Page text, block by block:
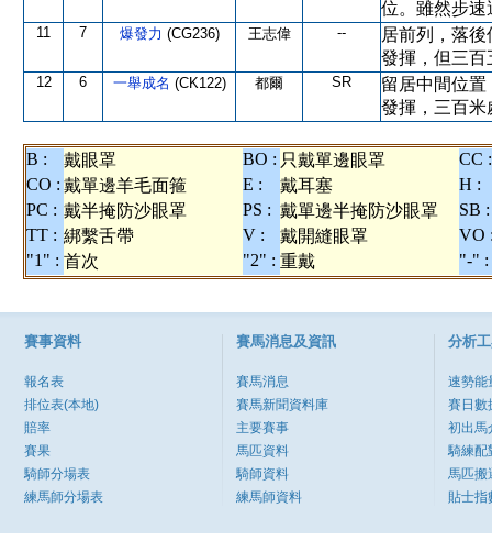
位。雖然步速
11 7 爆發力 (CG236) 王志偉 --
居前列，落
發揮，但三百
12 6 一舉成名 (CK122) 都爾 SR
留居中間位
發揮，三百米
B : 戴眼罩 BO : 只戴單邊眼罩
CC :
CO : 戴單邊羊毛面箍 E : 戴耳塞
H :
PC : 戴半掩防沙眼罩 PS : 戴單邊半掩防沙眼罩
SB :
TT : 綁繫舌帶 V : 戴開縫眼罩
VO
"1" : 首次 "2" : 重戴 "-" :
賽事資料
報名表
排位表(本地)
賠率
賽果
騎師分場表
練馬師分場表
賽馬消息及資訊
賽馬消息
賽馬新聞資料庫
主要賽事
馬匹資料
騎師資料
練馬師資料
分析
速勢能
賽日數
初出馬
騎練配
馬匹搬
貼士指